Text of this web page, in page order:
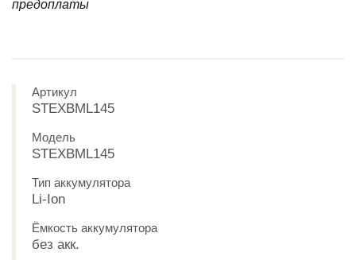
предоплаты
Артикул
STEXBML145
Модель
STEXBML145
Тип аккумулятора
Li-Ion
Ёмкость аккумулятора
без акк.